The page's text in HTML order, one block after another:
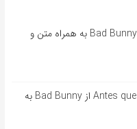
آهنگ اسپانیایی Andrea از Bad Bunny به همراه متن و
آهنگ اسپانیایی Antes que se acabe از Bad Bunny به